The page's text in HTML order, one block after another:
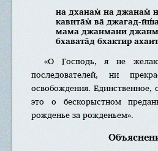
нa дханaм̇ нa джaнaм̇
кaвита̄м̇ ва̄ джaгад-
мaмa джaнмaни
бхавaта̄д бхактир
«О Господь, я не
последователей, ни
освобождения.
это о бескорыстном
рожденье за рожденьем».